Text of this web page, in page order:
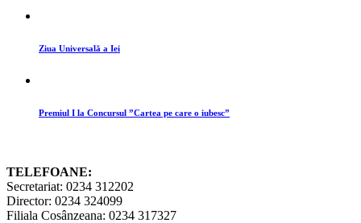
Ziua Universală a Iei
Premiul I la Concursul ”Cartea pe care o iubesc”
TELEFOANE:
Secretariat: 0234 312202
Director: 0234 324099
Filiala Cosânzeana: 0234 317327